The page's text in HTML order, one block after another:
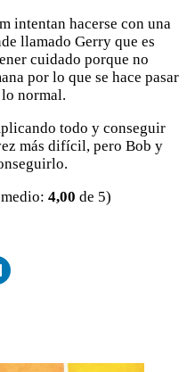
intentan hacerse con una
llamado Gerry que es
cuidado porque no
por lo que se hace pasar
normal.
todo y conseguir
más difícil, pero Bob y
4,00 de 5)